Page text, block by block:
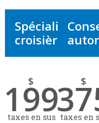
Spécialiste
croisières
$
199
taxes en sus
$
taxes en